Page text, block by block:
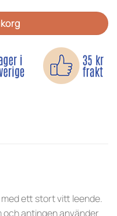
ett stort vitt leende.
och antingen använder